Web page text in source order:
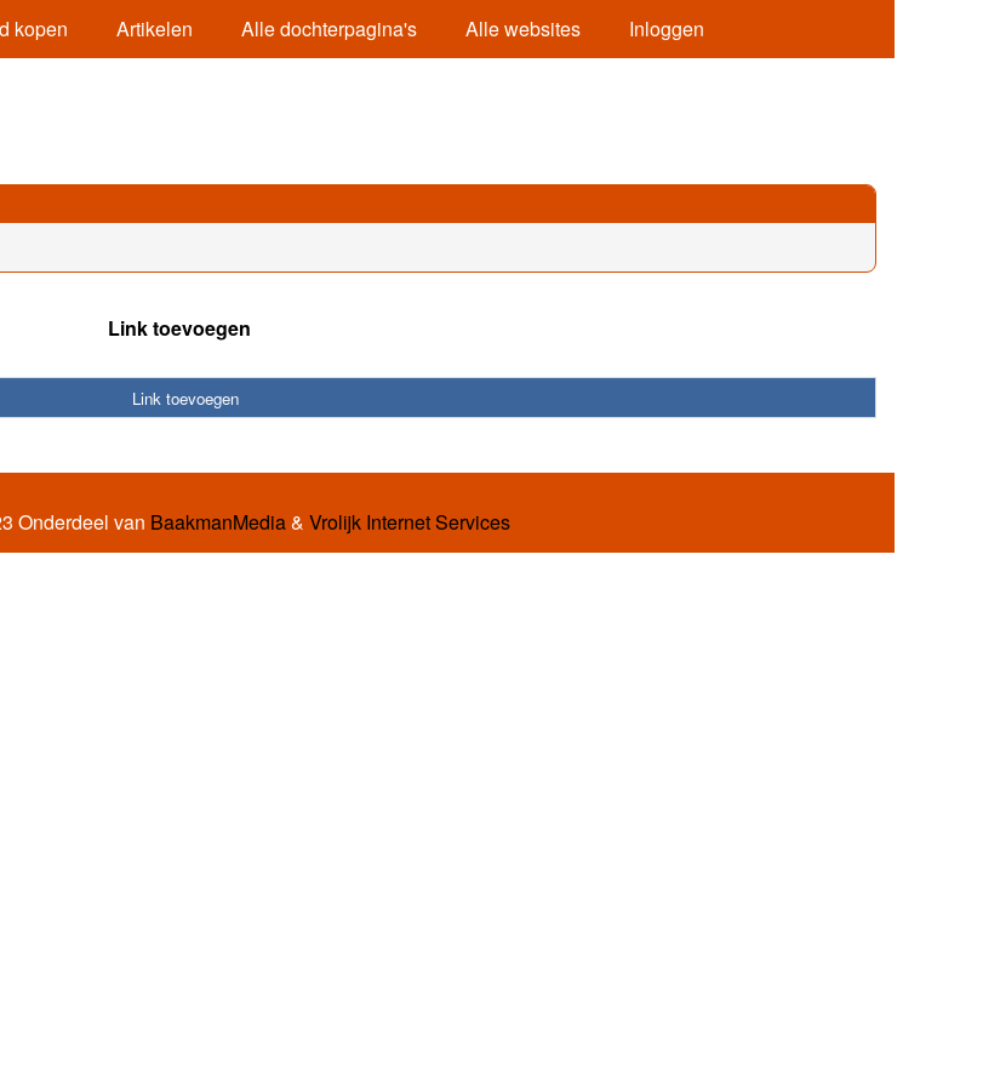
kopen Artikelen Alle dochterpagina's Alle websites Inloggen
Link toevoegen
Link toevoegen
Onderdeel van BaakmanMedia& Vrolijk Internet Services